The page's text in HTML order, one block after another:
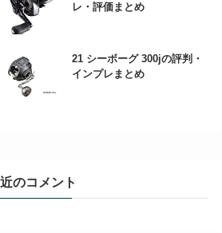
レ・評価まとめ
21 シーボーグ 300jの評判・
インプレまとめ
のコメント